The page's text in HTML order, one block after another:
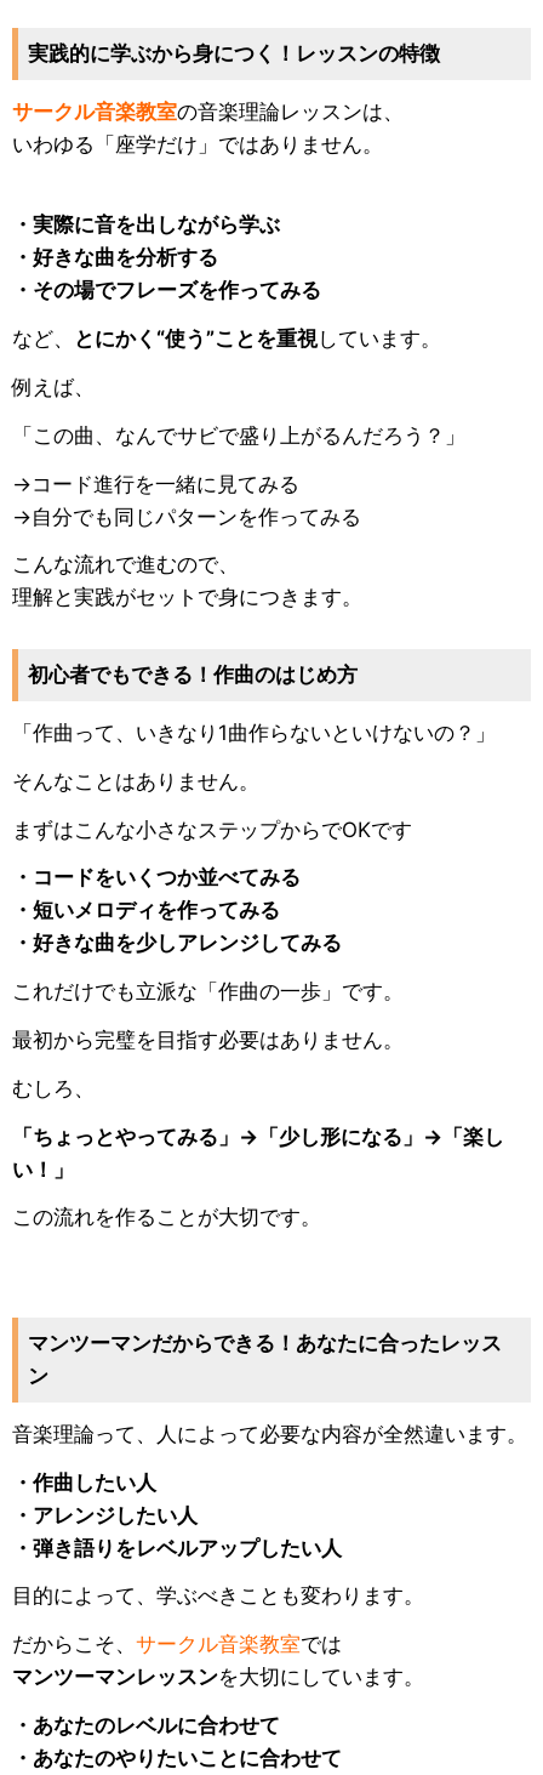
実践的に学ぶから身につく！レッスンの特徴
サークル音楽教室の音楽理論レッスンは、
いわゆる「座学だけ」ではありません。
・実際に音を出しながら学ぶ
・好きな曲を分析する
・その場でフレーズを作ってみる
など、
とにかく“使う”ことを重視しています。
例えば、
「この曲、なんでサビで盛り上がるんだろう？」
→コード進行を一緒に見てみる
→自分でも同じパターンを作ってみる
こんな流れで進むので、
理解と実践がセットで身につきます。
初心者でもできる！作曲のはじめ方
「作曲って、いきなり1曲作らないといけないの？」
そんなことはありません。
まずはこんな小さなステップからでOKです
・コードをいくつか並べてみる
・短いメロディを作ってみる
・好きな曲を少しアレンジしてみる
これだけでも立派な「作曲の一歩」です。
最初から完璧を目指す必要はありません。
むしろ、
「ちょっとやってみる」→「少し形になる」→「楽し
い！」
この流れを作ることが大切です。
マンツーマンだからできる！あなたに合ったレッス
ン
音楽理論って、人によって必要な内容が全然違います。
・作曲したい人
・アレンジしたい人
・弾き語りをレベルアップしたい人
目的によって、学ぶべきことも変わります。
だからこそ、 サークル音楽教室では
マンツーマンレッスンを大切にしています。
・あなたのレベルに合わせて
・あなたのやりたいことに合わせて